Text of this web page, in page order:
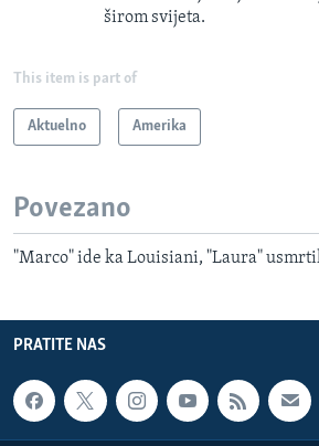
širom svijeta.
This item is part of
Aktuelno Amerika
Povezano
"Marco" ide ka Louisiani, "Laura"
PRATITE NAS